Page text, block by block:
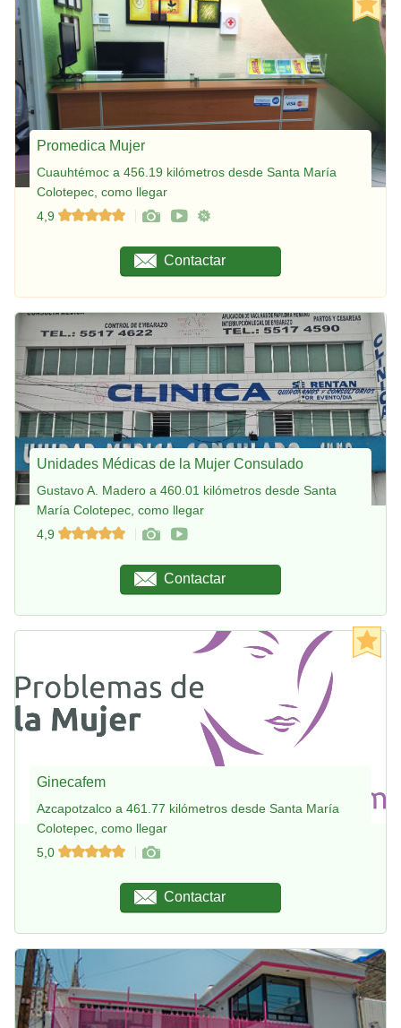
Promedica Mujer
Cuauhtémoc a 456.19 kilómetros desde Santa María
Colotepec, como llegar
4,9
Contactar
Unidades Médicas de la Mujer Consulado
Gustavo A. Madero a 460.01 kilómetros desde Santa
María Colotepec, como llegar
4,9
Contactar
Ginecafem
Azcapotzalco a 461.77 kilómetros desde Santa María
Colotepec, como llegar
5,0
Contactar